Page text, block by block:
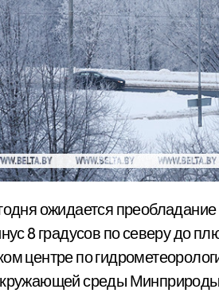
8 градусов по северу до
центре по
среды